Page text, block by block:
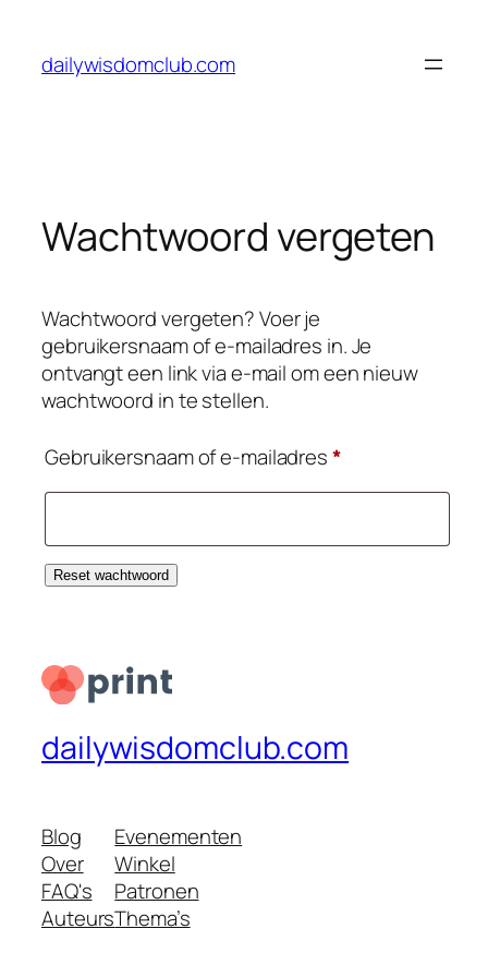
dailywisdomclub.com
Wachtwoord vergeten
Wachtwoord vergeten? Voer je
gebruikersnaam of e-mailadres in. Je
ontvangt een link via e-mail om een nieuw
wachtwoord in te stellen.
Gebruikersnaam of e-mailadres*Vereist
Reset wachtwoord
dailywisdomclub.com
Blog
Over
FAQ's
Auteurs
Evenementen
Winkel
Patronen
Thema’s